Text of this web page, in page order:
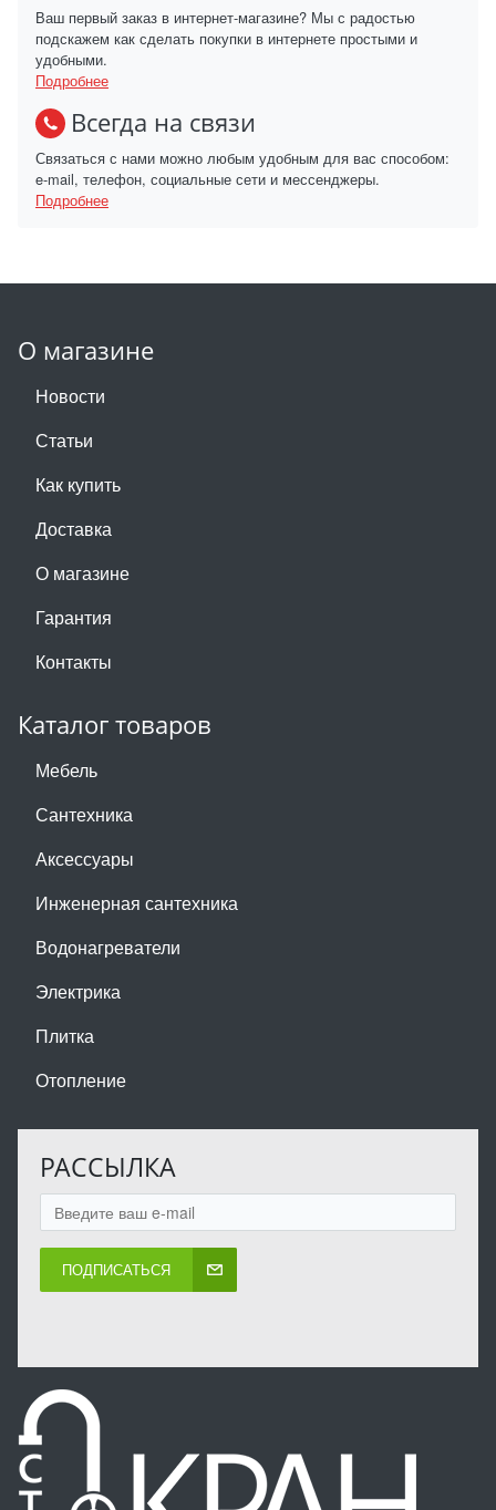
Ваш первый заказ в интернет-магазине? Мы с радостью
подскажем как сделать покупки в интернете простыми и
удобными.
Подробнее
Всегда на связи
Связаться с нами можно любым удобным для вас способом:
e-mail, телефон, социальные сети и мессенджеры.
Подробнее
О магазине
Новости
Статьи
Как купить
Доставка
О магазине
Гарантия
Контакты
Каталог товаров
Мебель
Сантехника
Аксессуары
Инженерная сантехника
Водонагреватели
Электрика
Плитка
Отопление
РАССЫЛКА
ПОДПИСАТЬСЯ